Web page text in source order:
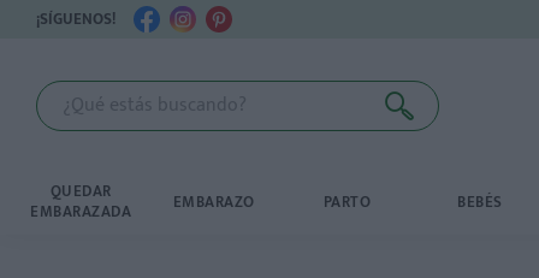
¡SÍGUENOS!
QUEDAR
EMBARAZADA EMBARAZO PARTO BEBÉS